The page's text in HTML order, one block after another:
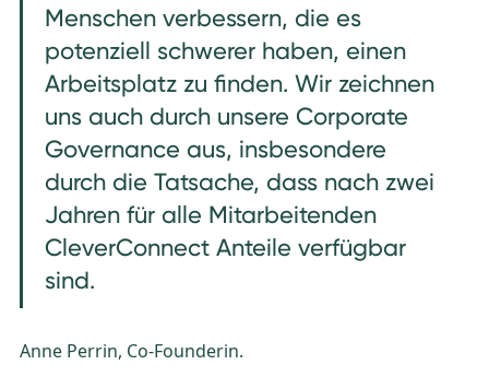
Menschen verbessern, die es
potenziell schwerer haben, einen
Arbeitsplatz zu finden. Wir zeichnen
uns auch durch unsere Corporate
Governance aus, insbesondere
durch die Tatsache, dass nach zwei
Jahren für alle Mitarbeitenden
CleverConnect Anteile verfügbar
sind.
Anne Perrin, Co-Founderin.